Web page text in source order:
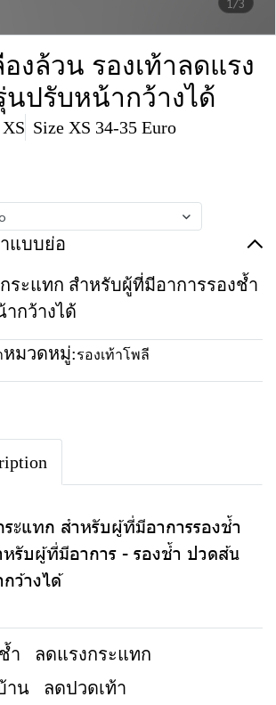
องล้วน รองเท้าลดแรง
นปรับหน้ากว้างได้
Size XS 34-35 Euro
แบบย่อ
ระแทก สำหรับผู้ที่มีอาการรองช้ำ
กว้างได้
หมวดหมู่:รองเท้าโพลี
ระแทก สำหรับผู้ที่มีอาการรองช้ำ
หรับผู้ที่มีอาการ - รองช้ำ ปวดส้น
ว้างได้
ำ
ลดแรงกระแทก
าน
ลดปวดเท้า